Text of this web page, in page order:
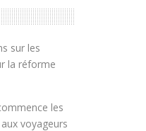
sur les
la réforme
les
voyageurs